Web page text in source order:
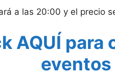
a las 20:00 y el precio
AQUÍ
eventos